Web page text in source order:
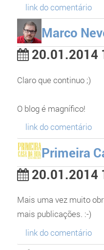
link do comentário
Marco
20.01.2014
Claro que continuo ;)
O blog é magnífico!
link do comentário
Primeira
20.01.2014
Mais uma vez muito
mais publicações. :-)
link do comentário